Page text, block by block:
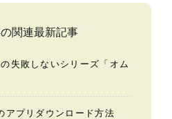
関連最新記事
失敗しないシリーズ「オム
アプリダウンロード方法